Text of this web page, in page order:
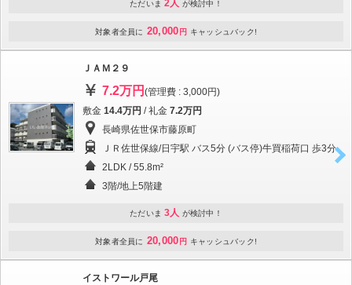
ただいま 2人 が検討中！
対象者全員に 20,000 円 キャッシュバック!
ＪＡＭ２９
7.2万円 (管理費 : 3,000円)
敷金 14.4万円 / 礼金 7.2万円
長崎県佐世保市藤原町
ＪＲ佐世保線/日宇駅 バス5分 (バス停)牛買稲荷口 歩3分
2LDK / 55.8m²
3階/地上5階建
ただいま 3人 が検討中！
対象者全員に 20,000 円 キャッシュバック!
イストワール戸尾